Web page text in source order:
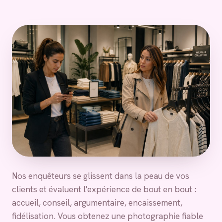
Nos enquêteurs se glissent dans la peau de vos
clients et évaluent l'expérience de bout en bout :
accueil, conseil, argumentaire, encaissement,
fidélisation. Vous obtenez une photographie fiable